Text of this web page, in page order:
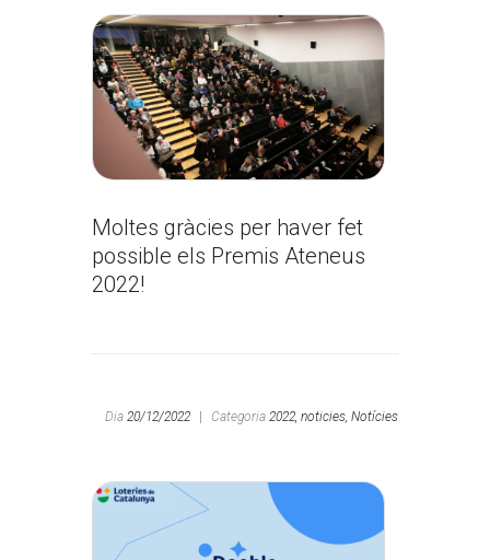
Moltes gràcies per haver fet
possible els Premis Ateneus
2022!
Dia 20/12/2022 Categoria 2022, noticies, Notícies